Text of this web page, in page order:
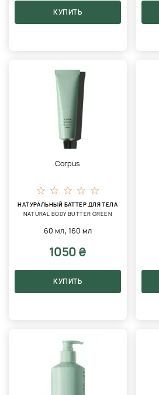
КУПИТЬ
Corpus
НАТУРАЛЬНЫЙ БАТТЕР ДЛЯ ТЕЛА
NATURAL BODY BUTTER GREEN
60 мл, 160 мл
1050 ₴
КУПИТЬ